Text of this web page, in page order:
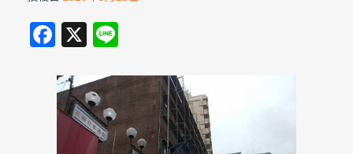
F
a
c
e
b
X Li
e